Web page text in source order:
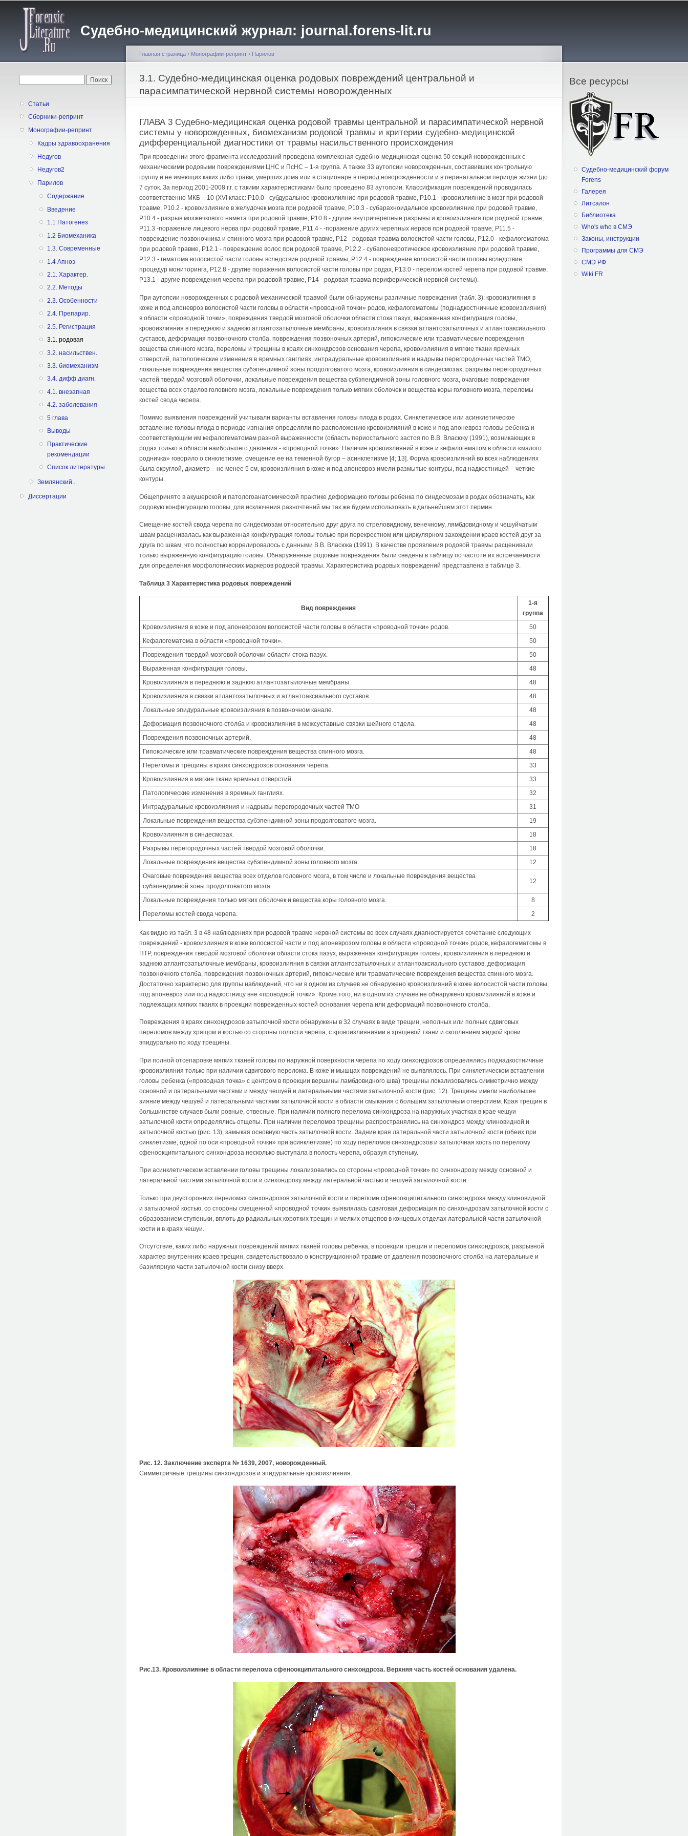
содержанию
Судебно-медицинский журнал: journal.forens-lit.ru
Статьи
Сборники-репринт
Монографии-репринт
Кадры здравоохранения
Недугов
Недугов2
Парилов
Содержание
Введение
1.1 Патогенез
1.2 Биомеханика
1.3. Современные
1.4 Апноэ
2.1. Характер.
2.2. Методы
2.3. Особенности
2.4. Препарир.
2.5. Регистрация
3.1. родовая
3.2. насильствен.
3.3. биомеханизм
3.4. дифф.диагн.
4.1. внезапная
4.2. заболевания
5 глава
Выводы
Практические
рекомендации
Список литературы
Землянский...
Диссертации
Вы здесь
Главная страница › Монографии-репринт › Парилов
3.1. Судебно-медицинская оценка родовых повреждений центральной и
парасимпатической нервной системы новорожденных
ГЛАВА 3 Судебно-медицинская оценка родовой травмы центральной и парасимпатической нервной
системы у новорожденных, биомеханизм родовой травмы и критерии судебно-медицинской
дифференциальной диагностики от травмы насильственного происхождения
При проведении этого фрагмента исследований проведена комплексная судебно-медицинская оценка 50 секций новорожденных с
механическими родовыми повреждениями ЦНС и ПсНС – 1-я группа. А также 33 аутопсии новорожденных, составивших контрольную
группу и не имеющих каких либо травм, умерших дома или в стационаре в период новорожденности и в перинатальном периоде жизни (до
7 суток. За период 2001-2008 г.г. с такими характеристиками было проведено 83 аутопсии. Классификация повреждений проводилась
соответственно МКБ – 10 (ХVI класс: P10.0 - субдуральное кровоизлияние при родовой травме, P10.1 - кровоизлияние в мозг при родовой
травме, P10.2 - кровоизлияние в желудочек мозга при родовой травме, P10.3 - субарахноидальное кровоизлияние при родовой травме,
P10.4 - разрыв мозжечкового намета при родовой травме, P10.8 - другие внутричерепные разрывы и кровоизлияния при родовой травме,
P11.3 -поражение лицевого нерва при родовой травме, P11.4 - -поражение других черепных нервов при родовой травме, P11.5 -
повреждение позвоночника и спинного мозга при родовой травме, P12 - родовая травма волосистой части головы, P12.0 - кефалогематома
при родовой травме, P12.1 - повреждение волос при родовой травме, P12.2 - субапоневротическое кровоизлияние при родовой травме,
P12.3 - гематома волосистой части головы вследствие родовой травмы, P12.4 - повреждение волосистой части головы вследствие
процедур мониторинга, P12.8 - другие поражения волосистой части головы при родах, P13.0 - перелом костей черепа при родовой травме,
P13.1 - другие повреждения черепа при родовой травме, P14 - родовая травма периферической нервной системы).
При аутопсии новорожденных с родовой механической травмой были обнаружены различные повреждения (табл. 3): кровоизлияния в
коже и под апоневроз волосистой части головы в области «проводной точки» родов, кефалогематомы (поднадкостничные кровоизлияния)
в области «проводной точки», повреждения твердой мозговой оболочки области стока пазух, выраженная конфигурация головы,
кровоизлияния в переднюю и заднюю атлантозатылочные мембраны, кровоизлияния в связки атлантозатылочных и атлантоаксиального
суставов, деформация позвоночного столба, повреждения позвоночных артерий, гипоксические или травматические повреждения
вещества спинного мозга, переломы и трещины в краях синхондрозов основания черепа, кровоизлияния в мягкие ткани яремных
отверстий, патологические изменения в яремных ганглиях, интрадуральные кровоизлияния и надрывы перегородочных частей ТМО,
локальные повреждения вещества субэпендимной зоны продолговатого мозга, кровоизлияния в синдесмозах, разрывы перегородочных
частей твердой мозговой оболочки, локальные повреждения вещества субэпендимной зоны головного мозга, очаговые повреждения
вещества всех отделов головного мозга, локальные повреждения только мягких оболочек и вещества коры головного мозга, переломы
костей свода черепа.
Помимо выявления повреждений учитывали варианты вставления головы плода в родах. Синклетическое или асинклетическое
вставление головы плода в периоде изгнания определяли по расположению кровоизлияний в коже и под апоневроз головы ребенка и
соответствующим им кефалогематомам разной выраженности (область периостального застоя по В.В. Власюку (1991), возникающих в
родах только в области наибольшего давления - «проводной точки». Наличие кровоизлияний в коже и кефалогематом в области «малого
родничка» говорило о синклетизме, смещение ее на теменной бугор – асинклетизме [4; 13]. Форма кровоизлияний во всех наблюдениях
была округлой, диаметр – не менее 5 см, кровоизлияния в коже и под апоневроз имели размытые контуры, под надкостницей – четкие
контуры.
Общепринято в акушерской и патологоанатомической практике деформацию головы ребенка по синдесмозам в родах обозначать, как
родовую конфигурацию головы, для исключения разночтений мы так же будем использовать в дальнейшем этот термин.
Смещение костей свода черепа по синдесмозам относительно друг друга по стреловидному, венечному, лямбдовидному и чешуйчатым
швам расценивалась как выраженная конфигурация головы только при перекрестном или циркулярном захождении краев костей друг за
друга по швам, что полностью коррелировалось с данными В.В. Власюка (1991). В качестве проявления родовой травмы расценивали
только выраженную конфигурацию головы. Обнаруженные родовые повреждения были сведены в таблицу по частоте их встречаемости
для определения морфологических маркеров родовой травмы. Характеристика родовых повреждений представлена в таблице 3.
Таблица 3 Характеристика родовых повреждений
Вид повреждения
1-я
группа
Кровоизлияния в коже и под апоневрозом волосистой части головы в области «проводной точки» родов.
50
Кефалогематома в области «проводной точки».
50
Повреждения твердой мозговой оболочки области стока пазух.
50
Выраженная конфигурация головы.
48
Кровоизлияния в переднюю и заднюю атлантозатылочные мембраны.
48
Кровоизлияния в связки атлантозатылочных и атлантоаксиального суставов.
48
Локальные эпидуральные кровоизлияния в позвоночном канале.
48
Деформация позвоночного столба и кровоизлияния в межсуставные связки шейного отдела.
48
Повреждения позвоночных артерий.
48
Гипоксические или травматические повреждения вещества спинного мозга.
48
Переломы и трещины в краях синхондрозов основания черепа.
33
Кровоизлияния в мягкие ткани яремных отверстий
33
Патологические изменения в яремных ганглиях.
32
Интрадуральные кровоизлияния и надрывы перегородочных частей ТМО
31
Локальные повреждения вещества субэпендимной зоны продолговатого мозга.
19
Кровоизлияния в синдесмозах.
18
Разрывы перегородочных частей твердой мозговой оболочки.
18
Локальные повреждения вещества субэпендимной зоны головного мозга.
12
Очаговые повреждения вещества всех отделов головного мозга, в том числе и локальные повреждения вещества
субэпендимной зоны продолговатого мозга.
12
Локальные повреждения только мягких оболочек и вещества коры головного мозга.
8
Переломы костей свода черепа.
2
Как видно из табл. 3 в 48 наблюдениях при родовой травме нервной системы во всех случаях диагностируется сочетание следующих
повреждений - кровоизлияния в коже волосистой части и под апоневрозом головы в области «проводной точки» родов, кефалогематомы в
ПТР, повреждения твердой мозговой оболочки области стока пазух, выраженная конфигурация головы, кровоизлияния в переднюю и
заднюю атлантозатылочные мембраны, кровоизлияния в связки атлантозатылочных и атлантоаксиального суставов, деформация
позвоночного столба, повреждения позвоночных артерий, гипоксические или травматические повреждения вещества спинного мозга.
Достаточно характерно для группы наблюдений, что ни в одном из случаев не обнаружено кровоизлияний в коже волосистой части головы,
под апоневроз или под надкостницу вне «проводной точки». Кроме того, ни в одном из случаев не обнаружено кровоизлияний в коже и
подлежащих мягких тканях в проекции поврежденных костей основания черепа или деформаций позвоночного столба.
Повреждения в краях синхондрозов затылочной кости обнаружены в 32 случаях в виде трещин, неполных или полных сдвиговых
переломов между хрящом и костью со стороны полости черепа, с кровоизлияниями в хрящевой ткани и скоплением жидкой крови
эпидурально по ходу трещины.
При полной отсепаровке мягких тканей головы по наружной поверхности черепа по ходу синхондрозов определялись поднадкостничные
кровоизлияния только при наличии сдвигового перелома. В коже и мышцах повреждений не выявлялось. При синклетическом вставлении
головы ребенка («проводная точка» с центром в проекции вершины ламбдовидного шва) трещины локализовались симметрично между
основной и латеральными частями и между чешуей и латеральными частями затылочной кости (рис. 12). Трещины имели наибольшее
зияние между чешуей и латеральными частями затылочной кости в области смыкания с большим затылочным отверстием. Края трещин в
большинстве случаев были ровные, отвесные. При наличии полного перелома синхондроза на наружных участках в крае чешуи
затылочной кости определялись отщепы. При наличии переломов трещины распространялись на синхондроз между клиновидной и
затылочной костью (рис. 13), замыкая основную часть затылочной кости. Задние края латеральной части затылочной кости (обеих при
синклетизме, одной по оси «проводной точки» при асинклетизме) по ходу переломов синхондрозов и затылочная кость по перелому
сфеноокципитального синхондроза несколько выступала в полость черепа, образуя ступеньку.
При асинклетическом вставлении головы трещины локализовались со стороны «проводной точки» по синхондрозу между основной и
латеральной частями затылочной кости и синхондрозу между латеральной частью и чешуей затылочной кости.
Только при двусторонних переломах синхондрозов затылочной кости и переломе сфеноокципитального синхондроза между клиновидной
и затылочной костью, со стороны смещенной «проводной точки» выявлялась сдвиговая деформация по синхондрозам затылочной кости с
образованием ступеньки, вплоть до радиальных коротких трещин и мелких отщепов в концевых отделах латеральной части затылочной
кости и в краях чешуи.
Отсутствие, каких либо наружных повреждений мягких тканей головы ребенка, в проекции трещин и переломов синхондрозов, разрывной
характер внутренних краев трещин, свидетельствовало о конструкционной травме от давления позвоночного столба на латеральные и
базилярную части затылочной кости снизу вверх.
Рис. 12. Заключение эксперта № 1639, 2007, новорожденный.
Симметричные трещины синхондрозов и эпидуральные кровоизлияния.
Рис.13. Кровоизлияние в области перелома сфеноокципитального синхондроза. Верхняя часть костей основания удалена.
Все ресурсы
Судебно-медицинский форум
Forens
Галерея
Литсалон
Библиотека
Who's who в СМЭ
Законы, инструкции
Программы для СМЭ
СМЭ РФ
Wiki FR